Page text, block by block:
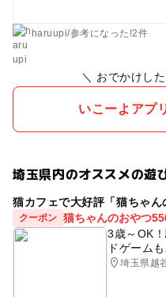
haruupi/参考になった!2件
＼ おでかけし
いこーよアプ
埼玉県内のオススメの遊
猫カフェで大好評「猫ちゃ
クーポン 猫ちゃんのおやつ
3歳～OK
ドゲーム
埼玉県越